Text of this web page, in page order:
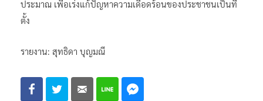
ประมาณ เพื่อเร่งแก้ปัญหาความเดือดร้อนของประชาชนเป็นที่
ตั้ง
รายงาน: สุทธิดา บุญมณี